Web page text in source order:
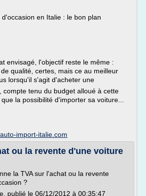
en Italie : le bon plan
envisagé, l'objectif reste le même :
qualité, certes, mais ce au meilleur
lorsqu'il s'agit d'acheter une
compte tenu du budget alloué à cette
la possibilité d'importer sa voiture...
import-italie.com
ou la revente d'une voiture
la TVA sur l'achat ou la revente
?
publié le 06/12/2012 à 00:35:47